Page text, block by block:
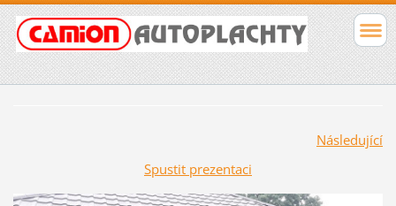
Následující
Spustit prezentaci